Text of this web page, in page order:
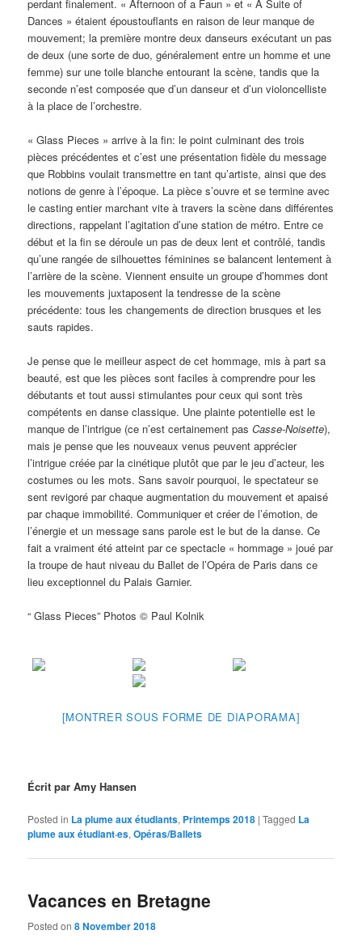
perdant finalement. « Afternoon of a Faun » et « A Suite of
Dances » étaient époustouflants en raison de leur manque de
mouvement; la première montre deux danseurs exécutant un pas
de deux (une sorte de duo, généralement entre un homme et une
femme) sur une toile blanche entourant la scène, tandis que la
seconde n’est composée que d’un danseur et d’un violoncelliste
à la place de l’orchestre.
« Glass Pieces » arrive à la fin: le point culminant des trois
pièces précédentes et c’est une présentation fidèle du message
que Robbins voulait transmettre en tant qu’artiste, ainsi que des
notions de genre à l’époque. La pièce s’ouvre et se termine avec
le casting entier marchant vite à travers la scène dans différentes
directions, rappelant l’agitation d’une station de métro. Entre ce
début et la fin se déroule un pas de deux lent et contrôlé, tandis
qu’une rangée de silhouettes féminines se balancent lentement à
l’arrière de la scène. Viennent ensuite un groupe d’hommes dont
les mouvements juxtaposent la tendresse de la scène
précédente: tous les changements de direction brusques et les
sauts rapides.
Je pense que le meilleur aspect de cet hommage, mis à part sa
beauté, est que les pièces sont faciles à comprendre pour les
débutants et tout aussi stimulantes pour ceux qui sont très
compétents en danse classique. Une plainte potentielle est le
manque de l’intrigue (ce n’est certainement pasCasse-Noisette),
mais je pense que les nouveaux venus peuvent apprécier
l’intrigue créée par la cinétique plutôt que par le jeu d’acteur, les
costumes ou les mots. Sans savoir pourquoi, le spectateur se
sent revigoré par chaque augmentation du mouvement et apaisé
par chaque immobilité. Communiquer et créer de l’émotion, de
l’énergie et un message sans parole est le but de la danse. Ce
fait a vraiment été atteint par ce spectacle « hommage » joué par
la troupe de haut niveau du Ballet de l’Opéra de Paris dans ce
lieu exceptionnel du Palais Garnier.
“ Glass Pieces” Photos © Paul Kolnik
[MONTRER SOUS FORME DE DIAPORAMA]
Écrit par Amy Hansen
Posted in La plume aux étudiants, Printemps 2018 |Tagged La
plume aux étudiant·es,Opéras/Ballets
Vacances en Bretagne
Posted on8 November 2018